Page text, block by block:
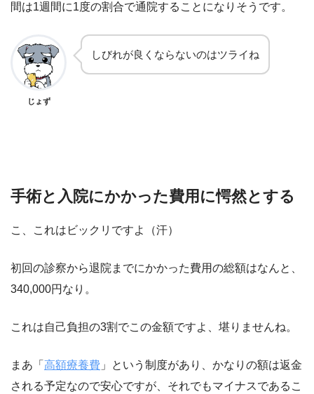
間は1週間に1度の割合で通院することになりそうです。
じょず
しびれが良くならないのはツライね
手術と入院にかかった費用に愕然とする
こ、これはビックリですよ（汗）
初回の診察から退院までにかかった費用の総額はなんと、
340,000円なり。
これは自己負担の3割でこの金額ですよ、堪りませんね。
まあ「 高額療養費 」という制度があり、かなりの額は返金
される予定なので安心ですが、それでもマイナスであるこ